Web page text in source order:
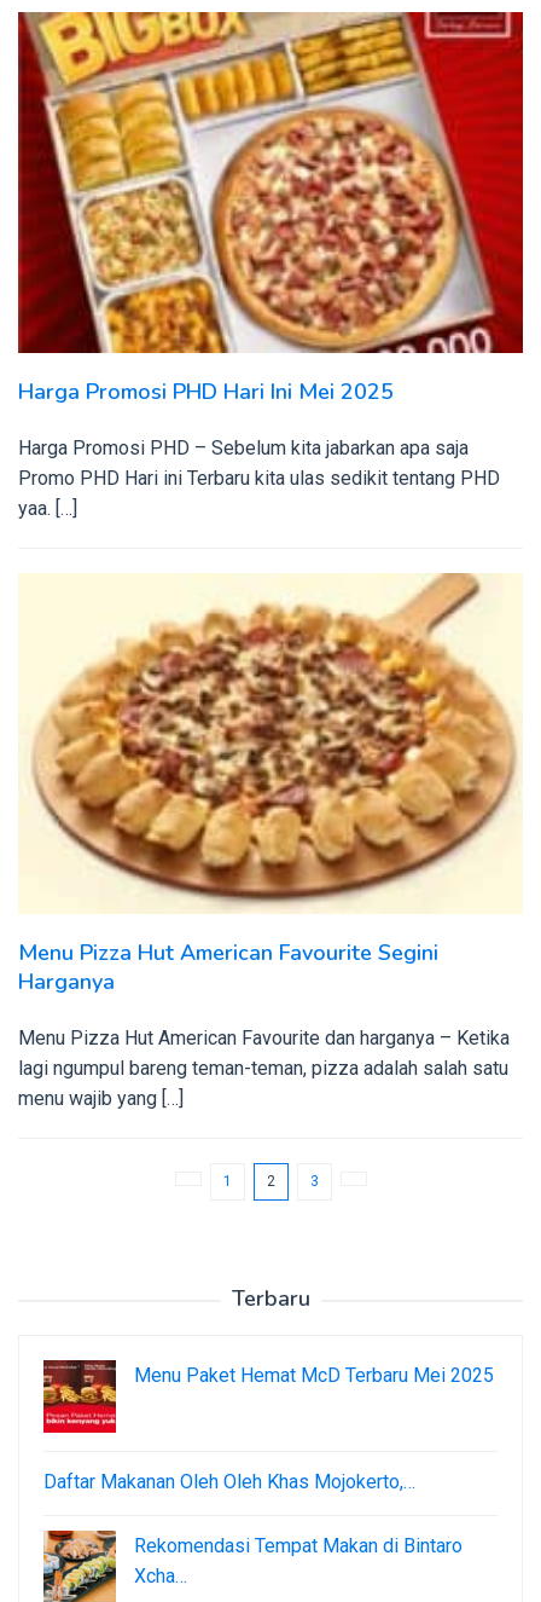
Harga Promosi PHD Hari Ini Mei 2025
Harga Promosi PHD – Sebelum kita jabarkan apa saja
Promo PHD Hari ini Terbaru kita ulas sedikit tentang PHD
yaa. […]
Menu Pizza Hut American Favourite Segini
Harganya
Menu Pizza Hut American Favourite dan harganya – Ketika
lagi ngumpul bareng teman-teman, pizza adalah salah satu
menu wajib yang […]
1 2 3
Terbaru
Menu Paket Hemat McD Terbaru Mei 2025
Daftar Makanan Oleh Oleh Khas Mojokerto,…
Rekomendasi Tempat Makan di Bintaro
Xcha…